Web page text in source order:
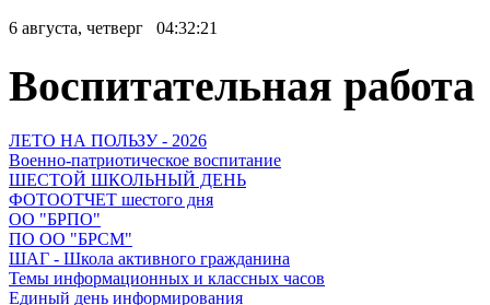
6 августа, четверг 04:32:21
Воспитательная работа
ЛЕТО НА ПОЛЬЗУ - 2026
Военно-патриотическое воспитание
ШЕСТОЙ ШКОЛЬНЫЙ ДЕНЬ
ФОТООТЧЕТ шестого дня
ОО "БРПО"
ПО ОО "БРСМ"
ШАГ - Школа активного гражданина
Темы информационных и классных часов
Единый день информирования